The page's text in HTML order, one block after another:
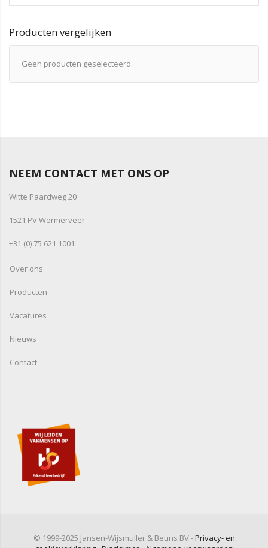
Producten vergelijken
Geen producten geselecteerd.
NEEM CONTACT MET ONS OP
Witte Paardweg 20
1521 PV Wormerveer
+31 (0) 75 621 1001
Over ons
Producten
Vacatures
Nieuws
Contact
© 1999-2025 Jansen-Wijsmuller & Beuns BV -Privacy- en